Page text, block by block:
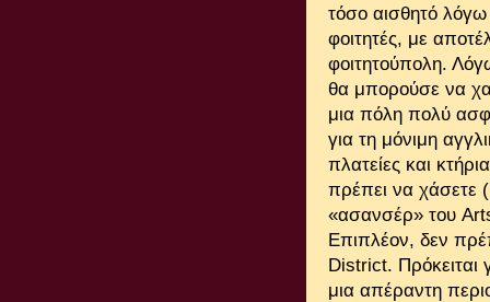
τόσο αισθητό λόγω
φοιτητές, με
φοιτητούπολη.
θα μπορούσε να
μια πόλη πολύ
για τη μόνιμη
πλατείες και
πρέπει να χάσετε
«ασανσέρ» του
Επιπλέον, δεν
District. Πρόκειται
μια απέραντη